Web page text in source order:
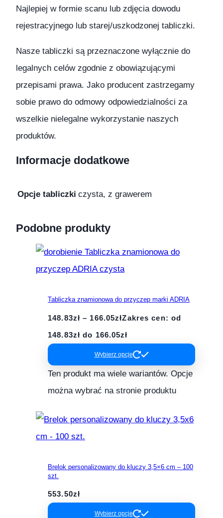
Najlepiej w formie scanu lub zdjęcia dowodu
rejestracyjnego lub starej/uszkodzonej tabliczki.
Nasze tabliczki są przeznaczone wyłącznie do
legalnych celów zgodnie z obowiązującymi
przepisami prawa. Jako producent zastrzegamy
sobie prawo do odmowy odpowiedzialności za
wszelkie nielegalne wykorzystanie naszych
produktów.
Informacje dodatkowe
Opcje tabliczki czysta, z grawerem
Podobne produkty
Tabliczka znamionowa do przyczep marki ADRIA
148.83zł – 166.05złZakres cen: od
148.83zł do 166.05zł
Wybierz opcje
Ten produkt ma wiele wariantów. Opcje
można wybrać na stronie produktu
Brelok personalizowany do kluczy 3,5×6 cm – 100
szt.
553.50zł
Wybierz opcje